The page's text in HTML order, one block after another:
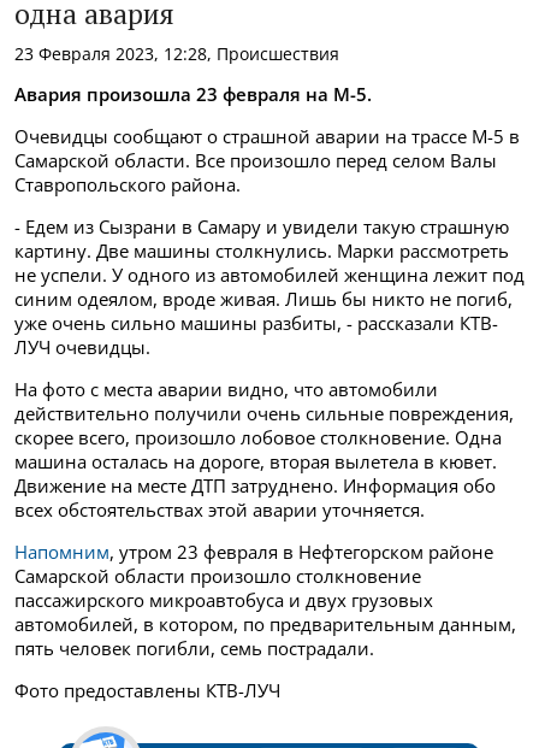
одна авария
23 Февраля 2023, 12:28, Происшествия
Авария произошла 23 февраля на М-5.
Очевидцы сообщают о страшной аварии на трассе М-5 в
Самарской области. Все произошло перед селом Валы
Ставропольского района.
- Едем из Сызрани в Самару и увидели такую страшную
картину. Две машины столкнулись. Марки рассмотреть
не успели. У одного из автомобилей женщина лежит под
синим одеялом, вроде живая. Лишь бы никто не погиб,
уже очень сильно машины разбиты, - рассказали КТВ-
ЛУЧ очевидцы.
На фото с места аварии видно, что автомобили
действительно получили очень сильные повреждения,
скорее всего, произошло лобовое столкновение. Одна
машина осталась на дороге, вторая вылетела в кювет.
Движение на месте ДТП затруднено. Информация обо
всех обстоятельствах этой аварии уточняется.
Напомним, утром 23 февраля в Нефтегорском районе
Самарской области произошло столкновение
пассажирского микроавтобуса и двух грузовых
автомобилей, в котором, по предварительным данным,
пять человек погибли, семь пострадали.
Фото предоставлены КТВ-ЛУЧ